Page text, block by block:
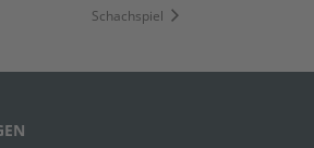
Schachspiel